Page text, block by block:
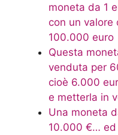
moneta da 1
con un valore
100.000 euro
Questa
venduta per
cioè 6.000
e metterla in
Una moneta
10.000 €… ed